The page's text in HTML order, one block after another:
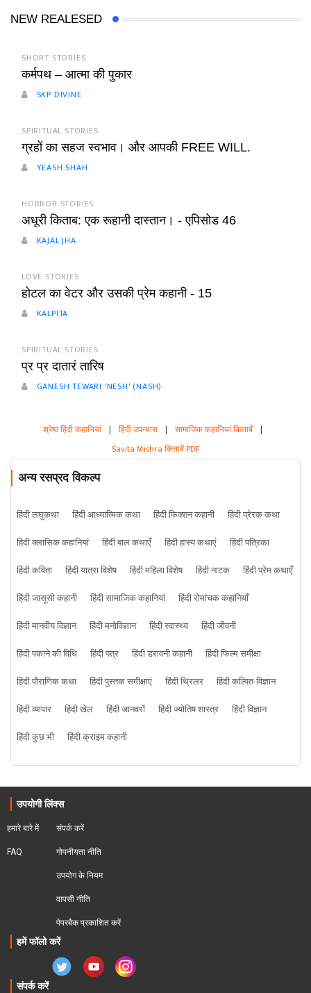
NEW REALESED
SHORT STORIES
कर्मपथ – आत्मा की पुकार
SKP DIVINE
SPIRITUAL STORIES
ग्रहों का सहज स्वभाव। और आपकी FREE WILL.
YEASH SHAH
HORROR STORIES
अधूरी किताब: एक रूहानी दास्तान। - एपिसोड 46
KAJAL JHA
LOVE STORIES
होटल का वेटर और उसकी प्रेम कहानी - 15
KALPITA
SPIRITUAL STORIES
प्र प्र दातारं तारिष
GANESH TEWARI 'NESH' (NASH)
श्रेष्ठ हिंदी कहानियां | हिंदी उपन्यास | सामाजिक कहानियां किताबें |
Savita Mishra किताबें PDF
अन्य रसप्रद विकल्प
हिंदी लघुकथा हिंदी आध्यात्मिक कथा हिंदी फिक्शन कहानी
हिंदी प्रेरक कथा
हिंदी क्लासिक कहानियां
हिंदी बाल कथाएँ हिंदी हास्य कथाएं
हिंदी पत्रिका
हिंदी कविता
हिंदी यात्रा विशेष हिंदी महिला विशेष हिंदी नाटक
हिंदी प्रेम कथाएँ
हिंदी जासूसी कहानी
हिंदी सामाजिक कहानियां
हिंदी रोमांचक कहानियाँ
हिंदी मानवीय विज्ञान
हिंदी मनोविज्ञान हिंदी स्वास्थ्य
हिंदी जीवनी
हिंदी पकाने की विधि
हिंदी पत्र हिंदी डरावनी कहानी
हिंदी फिल्म समीक्षा
हिंदी पौराणिक कथा
हिंदी पुस्तक समीक्षाएं हिंदी थ्रिलर
हिंदी कल्पित-विज्ञान
हिंदी व्यापार
हिंदी खेल हिंदी जानवरों हिंदी ज्योतिष शास्त्र
हिंदी विज्ञान
हिंदी कुछ भी
हिंदी क्राइम कहानी
उपयोगी लिंक्स
हमारे बारे में
FAQ
संपर्क करें
गोपनीयता नीति
उपयोग के नियम
वापसी नीति
पेपरबैक प्रकाशित करें
हमें फॉलो करें
संपर्क करें